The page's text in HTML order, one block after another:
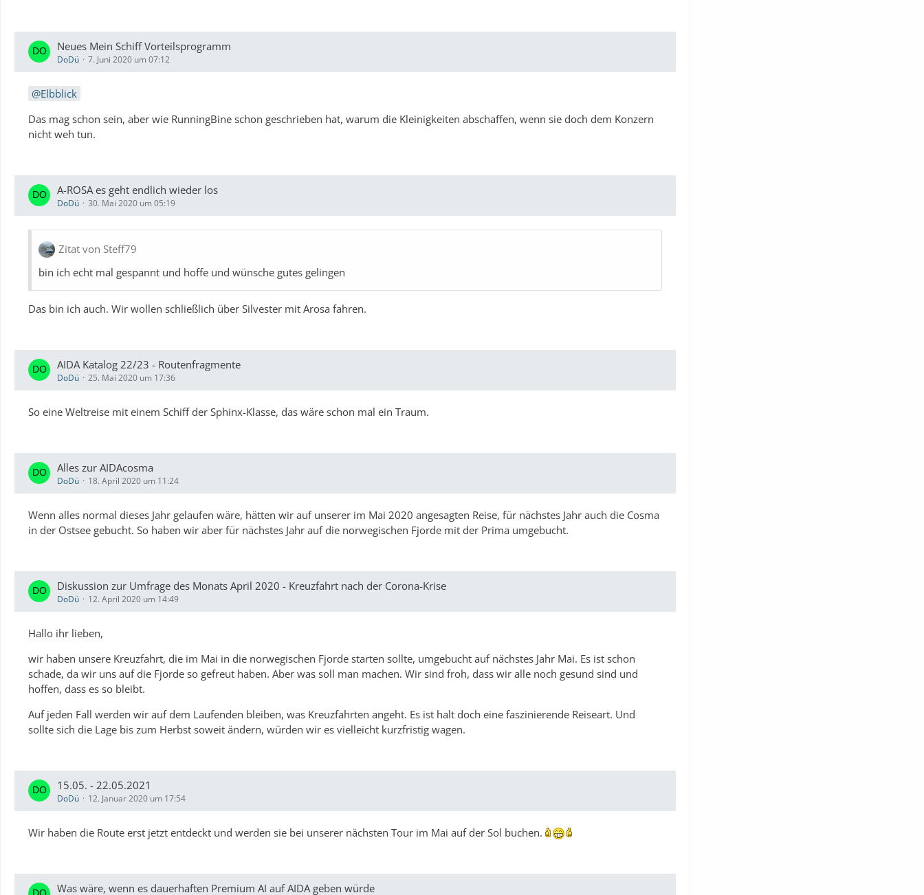
Neues Mein Schiff Vorteilsprogramm
DoDü 7. Juni 2020 um 07:12
Elbblick
Das mag schon sein, aber wie RunningBine schon geschrieben hat, warum die Kleinigkeiten abschaffen, wenn sie doch dem Konzern
nicht weh tun.
A-ROSA es geht endlich wieder los
DoDü 30. Mai 2020 um 05:19
Zitat von Steff79
bin ich echt mal gespannt und hoffe und wünsche gutes gelingen
Das bin ich auch. Wir wollen schließlich über Silvester mit Arosa fahren.
AIDA Katalog 22/23 - Routenfragmente
DoDü 25. Mai 2020 um 17:36
So eine Weltreise mit einem Schiff der Sphinx-Klasse, das wäre schon mal ein Traum.
Alles zur AIDAcosma
DoDü 18. April 2020 um 11:24
Wenn alles normal dieses Jahr gelaufen wäre, hätten wir auf unserer im Mai 2020 angesagten Reise, für nächstes Jahr auch die Cosma
in der Ostsee gebucht. So haben wir aber für nächstes Jahr auf die norwegischen Fjorde mit der Prima umgebucht.
Diskussion zur Umfrage des Monats April 2020 - Kreuzfahrt nach der Corona-Krise
DoDü 12. April 2020 um 14:49
Hallo ihr lieben,
wir haben unsere Kreuzfahrt, die im Mai in die norwegischen Fjorde starten sollte, umgebucht auf nächstes Jahr Mai. Es ist schon
schade, da wir uns auf die Fjorde so gefreut haben. Aber was soll man machen. Wir sind froh, dass wir alle noch gesund sind und
hoffen, dass es so bleibt.
Auf jeden Fall werden wir auf dem Laufenden bleiben, was Kreuzfahrten angeht. Es ist halt doch eine faszinierende Reiseart. Und
sollte sich die Lage bis zum Herbst soweit ändern, würden wir es vielleicht kurzfristig wagen.
15.05. - 22.05.2021
DoDü 12. Januar 2020 um 17:54
Wir haben die Route erst jetzt entdeckt und werden sie bei unserer nächsten Tour im Mai auf der Sol buchen.
Was wäre, wenn es dauerhaften Premium AI auf AIDA geben würde